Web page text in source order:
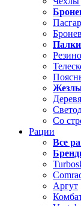
Со
Рации
Все
Аргут